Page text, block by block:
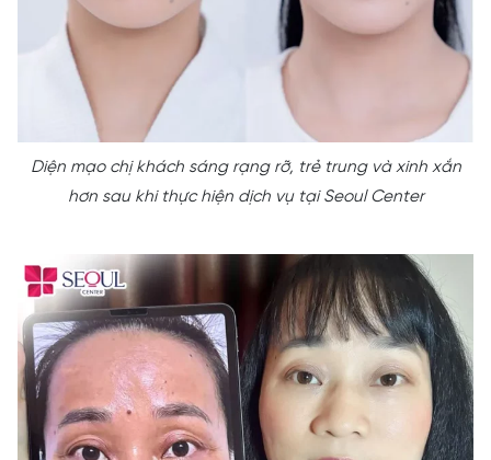
Diện mạo chị khách sáng rạng rỡ, trẻ trung và xinh xắn
hơn sau khi thực hiện dịch vụ tại Seoul Center